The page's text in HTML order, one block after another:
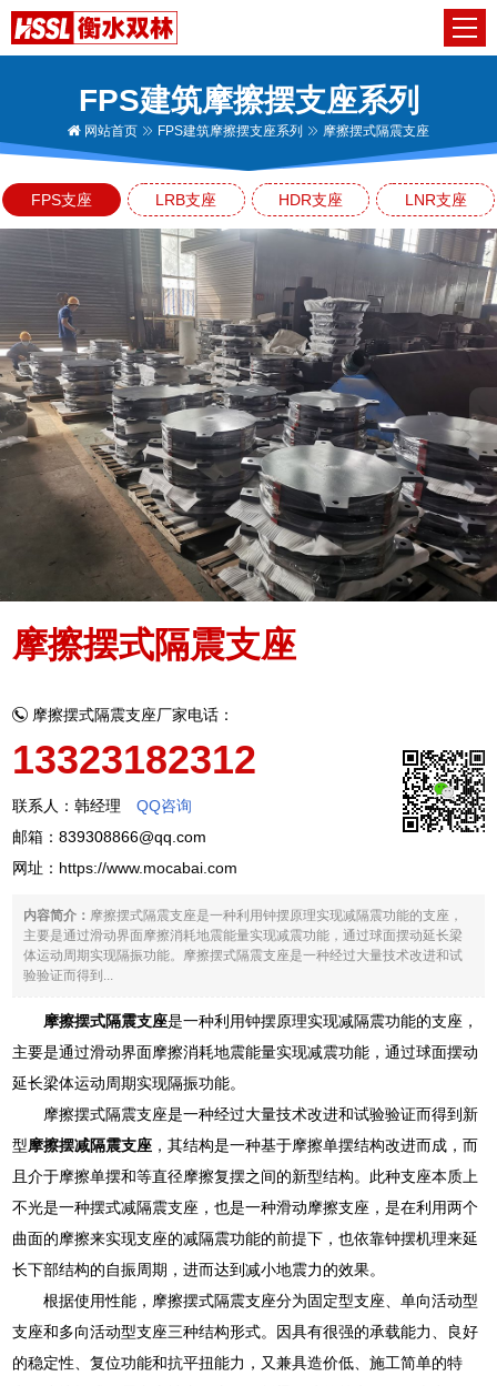
FPS建筑摩擦摆支座系列
网站首页 FPS建筑摩擦摆支座系列 摩擦摆式隔震支座
FPS支座 LRB支座 HDR支座 LNR支座
摩擦摆式隔震支座
摩擦摆式隔震支座厂家电话：
13323182312
联系人：韩经理
QQ咨询
邮箱：839308866@qq.com
网址： https://www.mocabai.com
内容简介： 摩擦摆式隔震支座是一种利用钟摆原理实现减隔震功能的支座，
主要是通过滑动界面摩擦消耗地震能量实现减震功能，通过球面摆动延长梁
体运动周期实现隔振功能。摩擦摆式隔震支座是一种经过大量技术改进和试
验验证而得到...
摩擦摆式隔震支座是一种利用钟摆原理实现减隔震功能的支座，
主要是通过滑动界面摩擦消耗地震能量实现减震功能，通过球面摆动
延长梁体运动周期实现隔振功能。
摩擦摆式隔震支座是一种经过大量技术改进和试验验证而得到新
型摩擦摆减隔震支座 ，其结构是一种基于摩擦单摆结构改进而成，而
且介于摩擦单摆和等直径摩擦复摆之间的新型结构。此种支座本质上
不光是一种摆式减隔震支座，也是一种滑动摩擦支座，是在利用两个
曲面的摩擦来实现支座的减隔震功能的前提下，也依靠钟摆机理来延
长下部结构的自振周期，进而达到减小地震力的效果。
根据使用性能，摩擦摆式隔震支座分为固定型支座、单向活动型
支座和多向活动型支座三种结构形式。因具有很强的承载能力、良好
的稳定性、复位功能和抗平扭能力，又兼具造价低、施工简单的特